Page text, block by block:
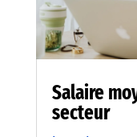
Salaire
secteur